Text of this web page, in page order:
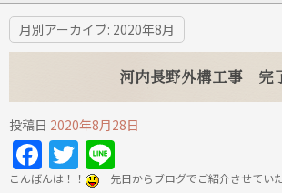
月別アーカイブ: 2020年8月
河内長野外構工事 完
投稿日 2020年8月28日
Facebook
Twitter
こんばんは！！ 先日からブログでご紹介させてい